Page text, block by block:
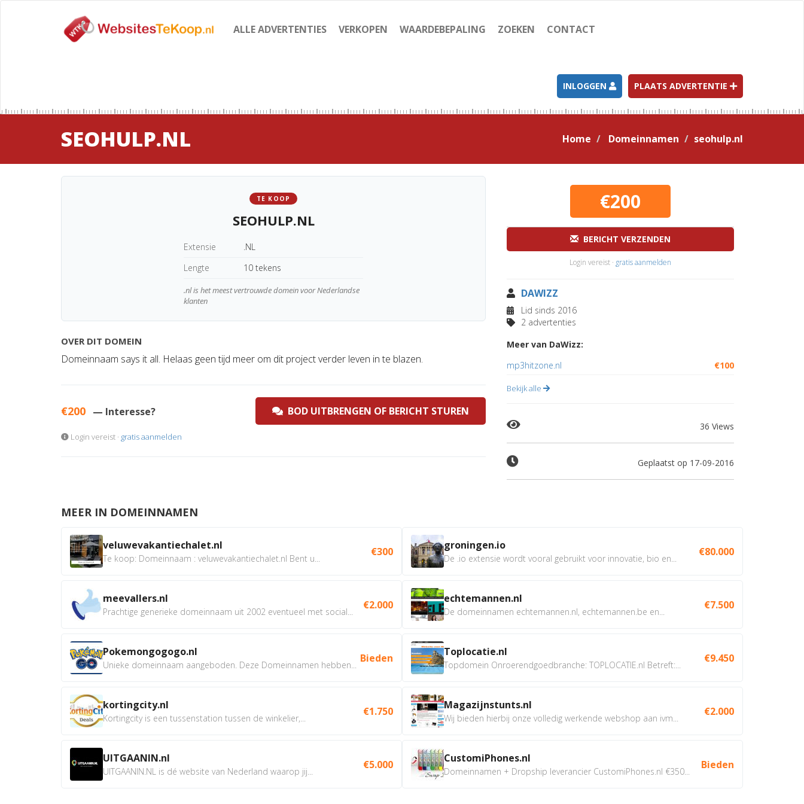
ALLE ADVERTENTIES VERKOPEN WAARDEBEPALING ZOEKEN CONTACT
INLOGGEN PLAATS ADVERTENTIE
SEOHULP.NL Home Domeinnamen seohulp.nl
TE KOOP
SEOHULP.NL
Extensie
.NL
Lengte
10 tekens
.nl is het meest vertrouwde domein voor Nederlandse
klanten
OVER DIT DOMEIN
Domeinnaam says it all. Helaas geen tijd meer om dit project verder leven in te blazen.
€200 — Interesse? BOD UITBRENGEN OF BERICHT STUREN
Login vereist · gratis aanmelden
€200
BERICHT VERZENDEN
Login vereist · gratis aanmelden
DAWIZZ
Lid sinds 2016
2 advertenties
Meer van DaWizz:
mp3hitzone.nl
€100
Bekijk alle
36 Views
Geplaatst op 17-09-2016
MEER IN DOMEINNAMEN
veluwevakantiechalet.nl
Te koop: Domeinnaam : veluwevakantiechalet.nl Bent u...
€300
meevallers.nl
Prachtige generieke domeinnaam uit 2002 eventueel met social...
€2.000
Pokemongogogo.nl
Unieke domeinnaam aangeboden. Deze Domeinnamen hebben...
Bieden
kortingcity.nl
Kortingcity is een tussenstation tussen de winkelier,...
€1.750
UITGAANIN.nl
UITGAANIN.NL is dé website van Nederland waarop jij...
€5.000
groningen.io
De .io extensie wordt vooral gebruikt voor innovatie, bio en...
€80.000
echtemannen.nl
De domeinnamen echtemannen.nl, echtemannen.be en...
€7.500
Toplocatie.nl
Topdomein Onroerendgoedbranche: TOPLOCATIE.nl Betreft:...
€9.450
Magazijnstunts.nl
Wij bieden hierbij onze volledig werkende webshop aan ivm...
€2.000
CustomiPhones.nl
Domeinnamen + Dropship leverancier CustomiPhones.nl €350...
Bieden